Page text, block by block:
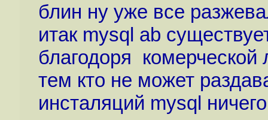
блин ну уже все
итак mysql ab
благодоря
тем кто не может
инсталяций mysql